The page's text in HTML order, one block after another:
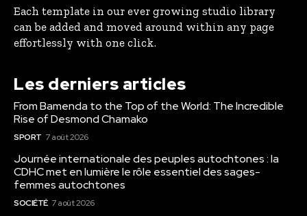
Each template in our ever growing studio library
can be added and moved around within any page
effortlessly with one click.
Les derniers articles
From Bamenda to the Top of the World: The Incredible
Rise of Desmond Chamako
SPORT 7 août 2026
Journée internationale des peuples autochtones : la
CDHC met en lumière le rôle essentiel des sages-
femmes autochtones
SOCIÉTÉ 7 août 2026